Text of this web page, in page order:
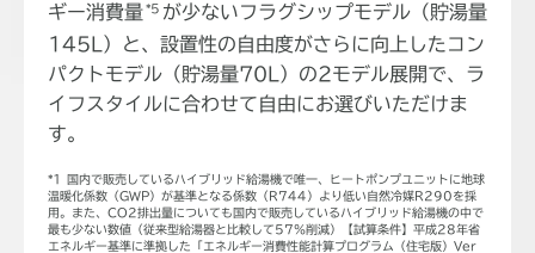
ギー消費量 *5 が少ないフラグシップモデル（貯湯量
145L）と、設置性の自由度がさらに向上したコン
パクトモデル（貯湯量70L）の2モデル展開で、ラ
イフスタイルに合わせて自由にお選びいただけま
す。
*1 国内で販売しているハイブリッド給湯機で唯一、ヒートポンプユニットに地球
温暖化係数（GWP）が基準となる係数（R744）より低い自然冷媒R290を採
用。また、CO2排出量についても国内で販売しているハイブリッド給湯機の中で
最も少ない数値（従来型給湯器と比較して57％削減）【試算条件】平成28年省
エネルギー基準に準拠した「エネルギー消費性能計算プログラム（住宅版）Ver